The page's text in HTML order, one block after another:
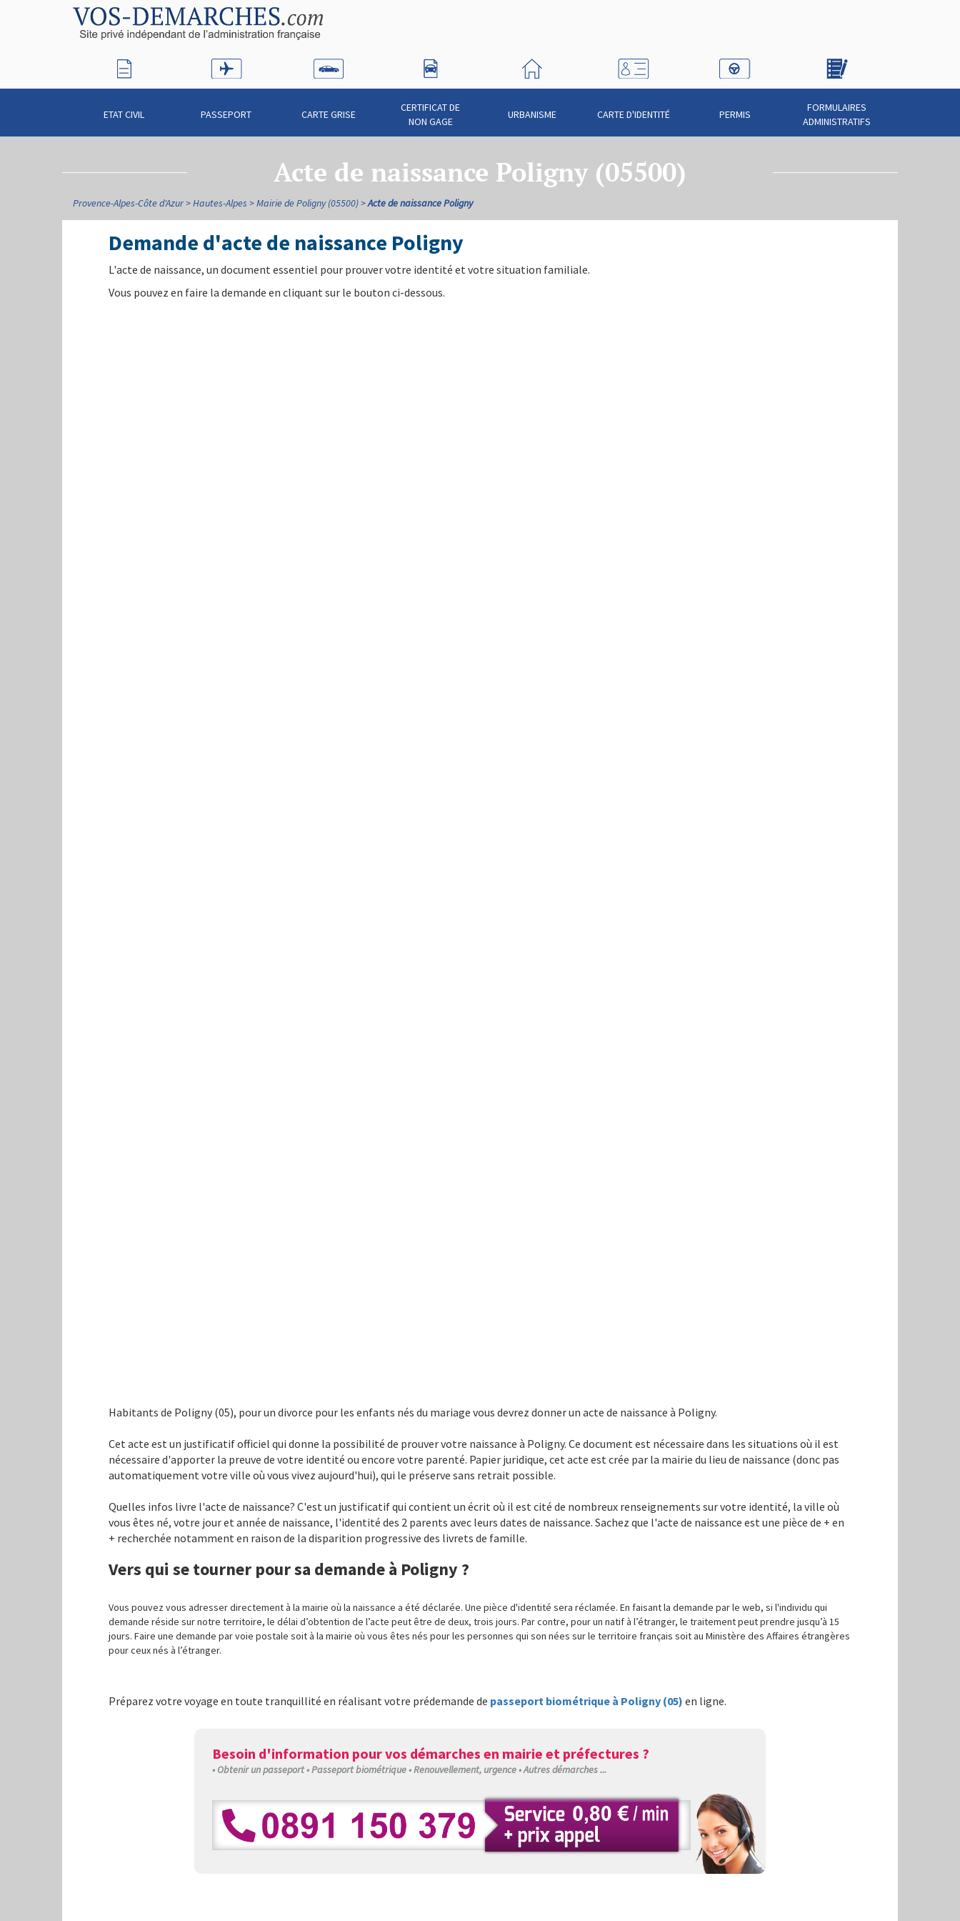
ETAT CIVIL PASSEPORT CARTE GRISE
CERTIFICAT DE
NON GAGE
URBANISME CARTE D'IDENTITÉ PERMIS
FORMULAIRES
ADMINISTRATIFS
Acte de naissance Poligny (05500)
Provence-Alpes-Côte d'Azur Hautes-Alpes Mairie de Poligny (05500) Acte de naissance Poligny
Demande d'acte de naissance Poligny
L'acte de naissance, un document essentiel pour prouver votre identité et votre situation familiale.
Vous pouvez en faire la demande en cliquant sur le bouton ci-dessous.
Habitants de Poligny (05), pour un divorce pour les enfants nés du mariage vous devrez donner un acte de naissance à Poligny.
Cet acte est un justificatif officiel qui donne la possibilité de prouver votre naissance à Poligny. Ce document est nécessaire dans les situations où il est
nécessaire d'apporter la preuve de votre identité ou encore votre parenté. Papier juridique, cet acte est crée par la mairie du lieu de naissance (donc pas
automatiquement votre ville où vous vivez aujourd'hui), qui le préserve sans retrait possible.
Quelles infos livre l'acte de naissance? C'est un justificatif qui contient un écrit où il est cité de nombreux renseignements sur votre identité, la ville où
vous êtes né, votre jour et année de naissance, l'identité des 2 parents avec leurs dates de naissance. Sachez que l'acte de naissance est une pièce de + en
+ recherchée notamment en raison de la disparition progressive des livrets de famille.
Vers qui se tourner pour sa demande à Poligny ?
Vous pouvez vous adresser directement à la mairie où la naissance a été déclarée. Une pièce d'identité sera réclamée. En faisant la demande par le web, si l'individu qui
demande réside sur notre territoire, le délai d’obtention de l’acte peut être de deux, trois jours. Par contre, pour un natif à l’étranger, le traitement peut prendre jusqu’à 15
jours. Faire une demande par voie postale soit à la mairie où vous êtes nés pour les personnes qui son nées sur le territoire français soit au Ministère des Affaires étrangères
pour ceux nés à l’étranger.
Préparez votre voyage en toute tranquillité en réalisant votre prédemande de passeport biométrique à Poligny (05) en ligne.
Besoin d'information pour vos démarches en mairie et préfectures ?
• Obtenir un passeport • Passeport biométrique • Renouvellement, urgence • Autres démarches ...